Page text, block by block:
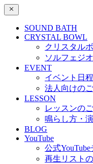
SOUND BATH
CRYSTAL BOWL
クリスタル
ソルフェジ
EVENT
イベント日程
法人向けの
LESSON
レッスンの
鳴らし方・
BLOG
YouTube
公式
再生リスト